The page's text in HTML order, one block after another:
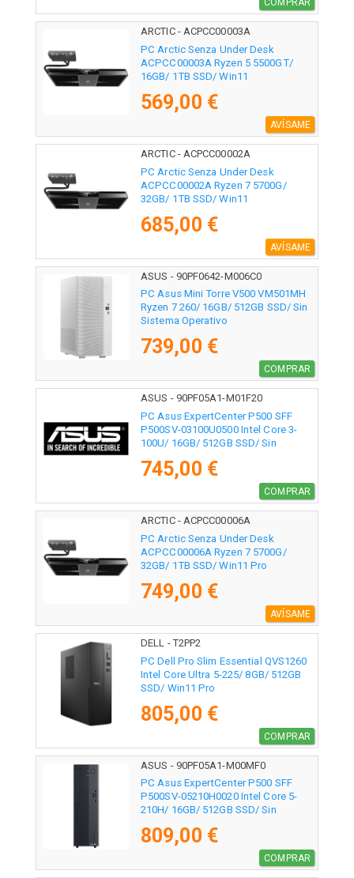
COMPRAR
ARCTIC - ACPCC00003A
PC Arctic Senza Under Desk
ACPCC00003A Ryzen 5 5500GT/
16GB/ 1TB SSD/ Win11
569,00 €
AVÍSAME
ARCTIC - ACPCC00002A
PC Arctic Senza Under Desk
ACPCC00002A Ryzen 7 5700G/
32GB/ 1TB SSD/ Win11
685,00 €
AVÍSAME
ASUS - 90PF0642-M006C0
PC Asus Mini Torre V500 VM501MH
Ryzen 7 260/ 16GB/ 512GB SSD/ Sin
Sistema Operativo
739,00 €
COMPRAR
ASUS - 90PF05A1-M01F20
PC Asus ExpertCenter P500 SFF
P500SV-03100U0500 Intel Core 3-
100U/ 16GB/ 512GB SSD/ Sin
745,00 €
COMPRAR
ARCTIC - ACPCC00006A
PC Arctic Senza Under Desk
ACPCC00006A Ryzen 7 5700G/
32GB/ 1TB SSD/ Win11 Pro
749,00 €
AVÍSAME
DELL - T2PP2
PC Dell Pro Slim Essential QVS1260
Intel Core Ultra 5-225/ 8GB/ 512GB
SSD/ Win11 Pro
805,00 €
COMPRAR
ASUS - 90PF05A1-M00MF0
PC Asus ExpertCenter P500 SFF
P500SV-05210H0020 Intel Core 5-
210H/ 16GB/ 512GB SSD/ Sin
809,00 €
COMPRAR